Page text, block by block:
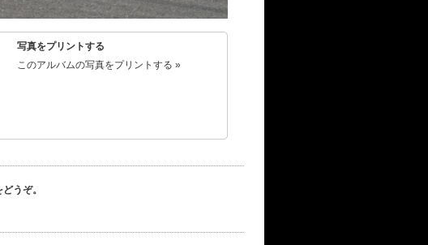
写真をプリントする
このアルバムの写真をプリントする »
うぞ。